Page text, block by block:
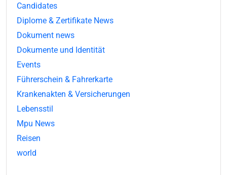
Candidates
Diplome & Zertifikate News
Dokument news
Dokumente und Identität
Events
Führerschein & Fahrerkarte
Krankenakten & Versicherungen
Lebensstil
Mpu News
Reisen
world